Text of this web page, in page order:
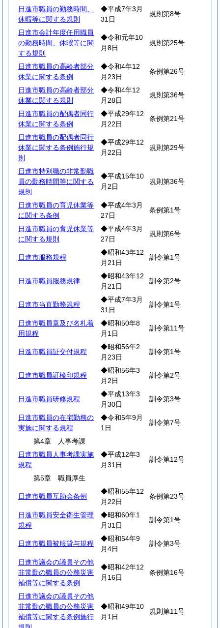
日進市職員の勤務時間、
休暇等に関する規則
◆平成7年3月
31日
規則第8号
日進市会計年度任用職員
の勤務時間、休暇等に関
する規則
◆令和元年10
月8日
規則第25号
日進市職員の高齢者部分
休業に関する条例
◆令和4年12
月23日
条例第26号
日進市職員の高齢者部分
休業に関する規則
◆令和4年12
月28日
規則第36号
日進市職員の配偶者同行
休業に関する条例
◆平成29年12
月22日
条例第21号
日進市職員の配偶者同行
休業に関する条例施行規
則
◆平成29年12
月22日
規則第29号
日進市特別職の非常勤職
員の勤務時間等に関する
規則
◆平成15年10
月2日
規則第36号
日進市職員の育児休業等
に関する条例
◆平成4年3月
27日
条例第1号
日進市職員の育児休業等
に関する規則
◆平成4年3月
27日
規則第6号
日進市服務規程
◆昭和43年12
月21日
訓令第1号
日進市職員服務規律
◆昭和43年12
月21日
訓令第2号
日進市当直勤務規程
◆平成7年3月
31日
訓令第1号
日進市職員章及び名札着
用規程
◆昭和50年8
月1日
訓令第11号
日進市職員証交付規程
◆昭和56年2
月23日
訓令第1号
日進市職員証検印規程
◆昭和56年3
月2日
訓令第2号
日進市職員研修規程
◆平成13年3
月30日
訓令第3号
日進市職員の在宅勤務の
実施に関する規程
◆令和5年9月
1日
訓令第7号
第4章 人事考課
日進市職員人事考課実施
規程
◆平成12年3
月31日
訓令第12号
第5章 職員厚生
日進市職員互助会条例
◆昭和55年12
月22日
条例第23号
日進市職員安全衛生管理
規程
◆昭和60年1
月31日
訓令第1号
日進市職員被服貸与規程
◆昭和54年9
月4日
訓令第3号
日進市議会の議員その他
非常勤の職員の公務災害
補償等に関する条例
◆昭和42年12
月16日
条例第16号
日進市議会の議員その他
非常勤の職員の公務災害
補償等に関する条例施行
◆昭和49年10
月1日
規則第11号